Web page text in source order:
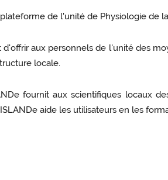
de l'unité de Physiologie de
d'offrir aux personnels de l'unité des
locale.
fournit aux scientifiques locaux
ISLANDe aide les utilisateurs en les